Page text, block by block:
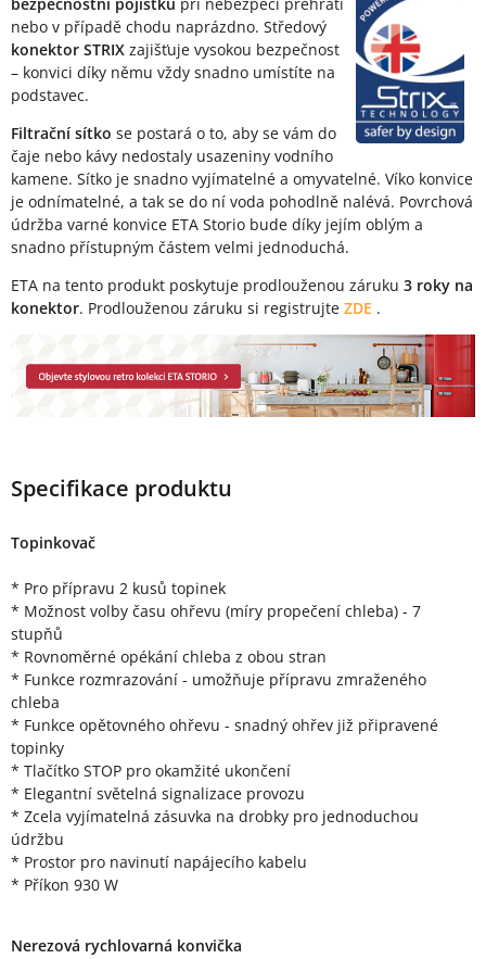
nebo v případě chodu naprázdno. Středový
konektor STRIX zajišťuje vysokou bezpečnost
– konvici díky němu vždy snadno umístíte na
podstavec.
Filtrační sítko se postará o to, aby se vám do
čaje nebo kávy nedostaly usazeniny vodního
kamene. Sítko je snadno vyjímatelné a omyvatelné. Víko konvice
je odnímatelné, a tak se do ní voda pohodlně nalévá. Povrchová
údržba varné konvice ETA Storio bude díky jejím oblým a
snadno přístupným částem velmi jednoduchá.
ETA na tento produkt poskytuje prodlouženou záruku 3 roky na
konektor. Prodlouženou záruku si registrujte ZDE .
Specifikace produktu
Topinkovač
* Pro přípravu 2 kusů topinek
* Možnost volby času ohřevu (míry propečení chleba) - 7
stupňů
* Rovnoměrné opékání chleba z obou stran
* Funkce rozmrazování - umožňuje přípravu zmraženého
chleba
* Funkce opětovného ohřevu - snadný ohřev již připravené
topinky
* Tlačítko STOP pro okamžité ukončení
* Elegantní světelná signalizace provozu
* Zcela vyjímatelná zásuvka na drobky pro jednoduchou
údržbu
* Prostor pro navinutí napájecího kabelu
* Příkon 930 W
Nerezová rychlovarná konvička